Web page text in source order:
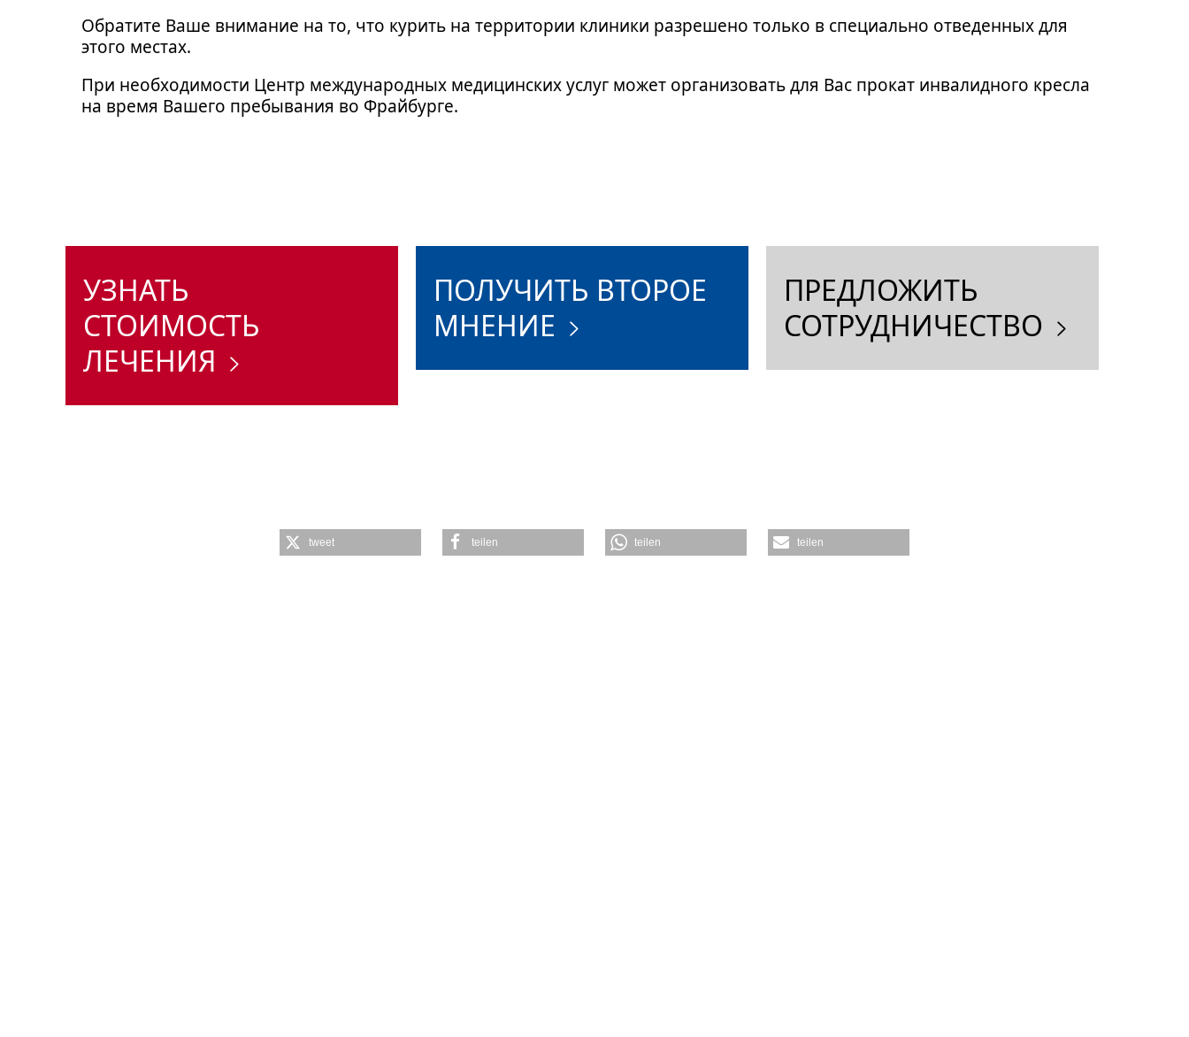
Обратите Ваше внимание на то, что курить на территории клиники разрешено только в специально отведенных для
этого местах.
При необходимости Центр международных медицинских услуг может организовать для Вас прокат инвалидного кресла
на время Вашего пребывания во Фрайбурге.
УЗНАТЬ
СТОИМОСТЬ
ЛЕЧЕНИЯ
ПОЛУЧИТЬ ВТОРОЕ
МНЕНИЕ
ПРЕДЛОЖИТЬ
СОТРУДНИЧЕСТВО
tweet teilen teilen teilen